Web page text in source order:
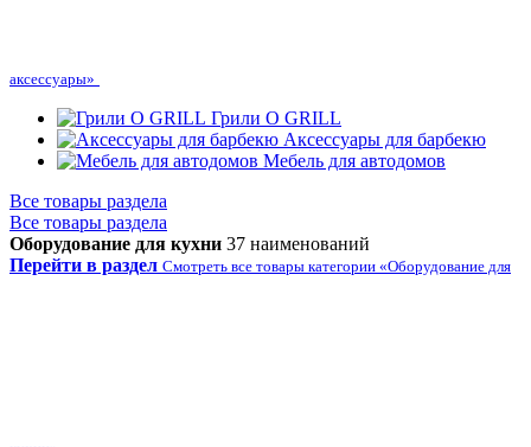
аксессуары»
Грили O GRILL
Аксессуары для барбекю
Мебель для автодомов
Все товары раздела
Все товары раздела
Оборудование для кухни 37 наименований
Перейти в раздел Смотреть все товары категории «Оборудование для